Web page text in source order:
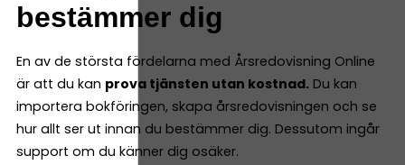
bestämmer dig
En av de största fördelarna med Årsredovisning Online
är att du kan prova tjänsten utan kostnad. Du kan
importera bokföringen, skapa årsredovisningen och se
hur allt ser ut innan du bestämmer dig. Dessutom ingår
support om du känner dig osäker.